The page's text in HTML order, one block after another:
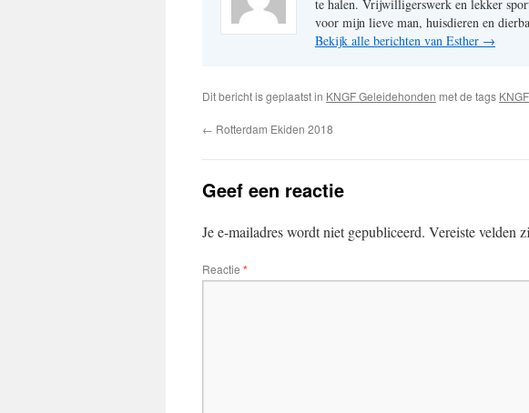
te halen. Vrijwilligerswerk en lekker
voor mijn lieve man, huisdieren en
Bekijk alle berichten van Esther →
Dit bericht is geplaatst in KNGF Geleidehonden met de tags
← Rotterdam Ekiden 2018
Geef een reactie
Je e-mailadres wordt niet gepubliceerd. Vereiste velden
Reactie *